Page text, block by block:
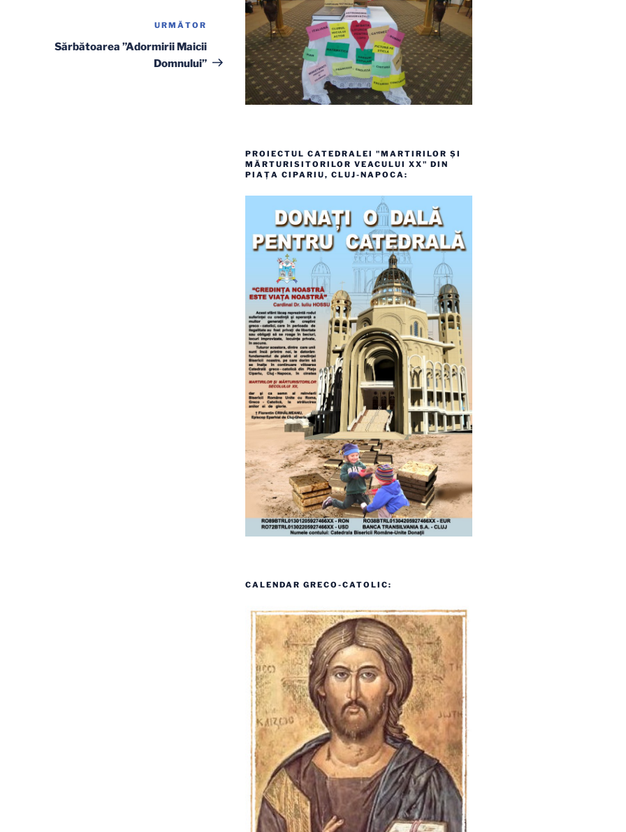
următor
URMĂTOR
Sărbătoarea ”Adormirii Maicii
Domnului”
PROIECTUL CATEDRALEI "MARTIRILOR ȘI
MĂRTURISITORILOR VEACULUI XX" DIN
PIAȚA CIPARIU, CLUJ-NAPOCA:
CALENDAR GRECO-CATOLIC: